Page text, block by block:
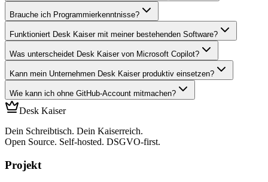
Brauche ich Programmierkenntnisse?
Funktioniert Desk Kaiser mit meiner bestehenden Software?
Was unterscheidet Desk Kaiser von Microsoft Copilot?
Kann mein Unternehmen Desk Kaiser produktiv einsetzen?
Wie kann ich ohne GitHub-Account mitmachen?
Desk Kaiser
Dein Schreibtisch. Dein Kaiserreich.
Open Source. Self-hosted. DSGVO-first.
Projekt